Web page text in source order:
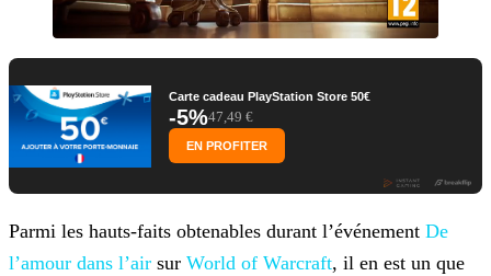
Carte cadeau PlayStation Store 50€
-5%47,49 €
EN PROFITER
Parmi les hauts-faits obtenables durant l’événement De
l’amour dans l’air sur World of Warcraft, il en est un que